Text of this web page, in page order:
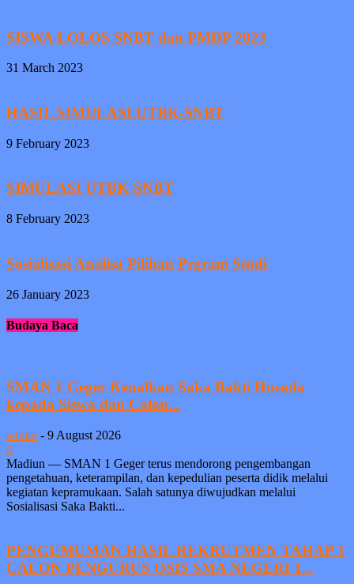
SISWA LOLOS SNBT dan PMDP 2023
31 March 2023
HASIL SIMULASI UTBK-SNBT
9 February 2023
SIMULASI UTBK-SNBT
8 February 2023
Sosialisasi Analisa Pilihan Prgram Studi
26 January 2023
Budaya Baca
SMAN 1 Geger Kenalkan Saka Bakti Husada
kepada Siswa dan Calon...
admin - 9 August 2026
0
Madiun — SMAN 1 Geger terus mendorong pengembangan
pengetahuan, keterampilan, dan kepedulian peserta didik melalui
kegiatan kepramukaan. Salah satunya diwujudkan melalui
Sosialisasi Saka Bakti...
PENGUMUMAN HASIL REKRUTMEN TAHAP 1
CALON PENGURUS OSIS SMA NEGERI 1...